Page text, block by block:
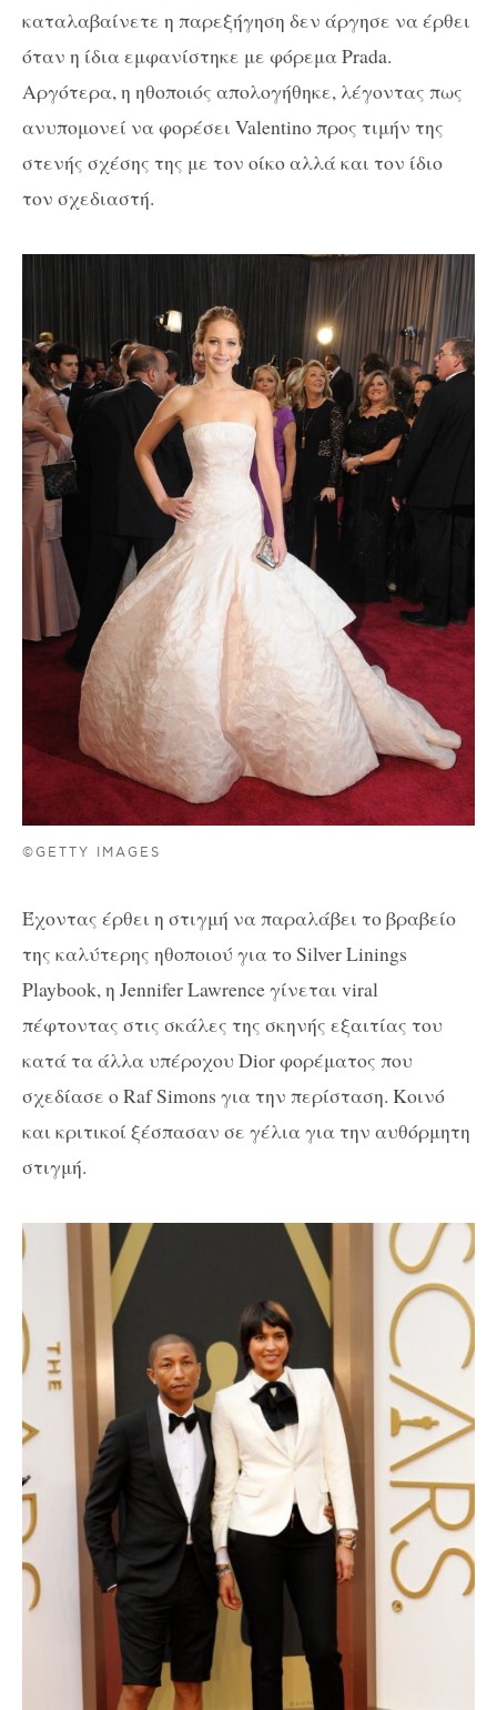
καταλαβαίνετε η παρεξήγηση δεν άργησε να έρθει
όταν η ίδια εμφανίστηκε με φόρεμα Prada.
Αργότερα, η ηθοποιός απολογήθηκε, λέγοντας πως
ανυπομονεί να φορέσει Valentino προς τιμήν της
στενής σχέσης της με τον οίκο αλλά και τον ίδιο
τον σχεδιαστή.
©GETTY IMAGES
Έχοντας έρθει η στιγμή να παραλάβει το βραβείο
της καλύτερης ηθοποιού για το Silver Linings
Playbook, η Jennifer Lawrence γίνεται viral
πέφτοντας στις σκάλες της σκηνής εξαιτίας του
κατά τα άλλα υπέροχου Dior φορέματος που
σχεδίασε ο Raf Simons για την περίσταση. Κοινό
και κριτικοί ξέσπασαν σε γέλια για την αυθόρμητη
στιγμή.